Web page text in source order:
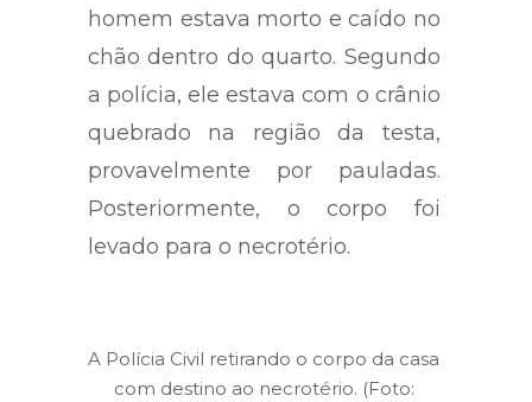
homem estava morto e caído no
chão dentro do quarto. Segundo
a polícia, ele estava com o crânio
quebrado na região da testa,
provavelmente por pauladas.
Posteriormente, o corpo foi
levado para o necrotério.
A Polícia Civil retirando o corpo da casa
com destino ao necrotério. (Foto: